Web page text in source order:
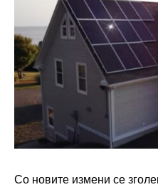
Со новите измени се